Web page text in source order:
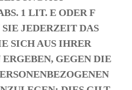
1 LIT. E ODER F
JEDERZEIT DAS
SICH AUS IHRER
GEGEN DIE